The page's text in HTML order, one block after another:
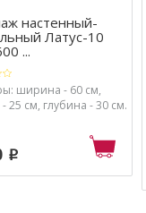
настенный-
Латус-10
...
ширина - 60 см,
- 25 см, глубина - 30 см.
p